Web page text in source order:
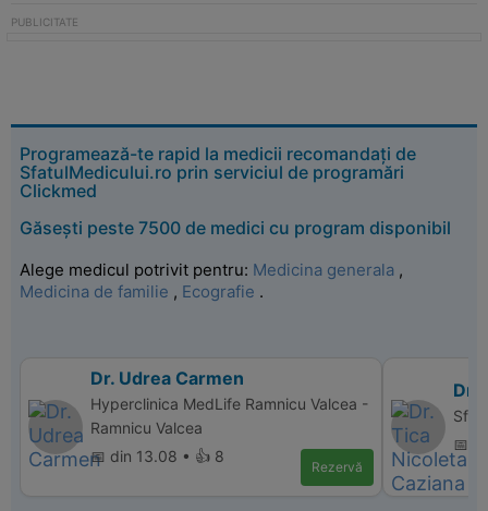
Programează-te rapid la medicii recomandați de
SfatulMedicului.ro prin serviciul de programări
Clickmed
Găsești peste 7500 de medici cu program disponibil
Alege medicul potrivit pentru: Medicina generala ,
Medicina de familie , Ecografie .
Dr. Udrea Carmen
Hyperclinica MedLife Ramnicu Valcea -
Ramnicu Valcea
📅 din 13.08 • 👍 8
Rezervă
Dr.
📅